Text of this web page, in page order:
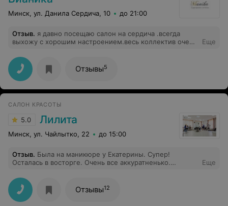
Минск, ул. Данила Сердича, 10 до 21:00
Отзыв. я давно посещаю салон на сердича .всегда
выхожу с хорошим настроением.весь коллектив очень
делают лазерную эпиляцию ,а главное что без боли и
эффект потрисающий.я уже сегодня пришла четвёртый
раз ,делаю разные зоны,осталась очень доволно от
результатов.спасибо за качественную работу.теперь я
ваш постоянный клиент
Еще
Отзывы5
САЛОН КРАСОТЫ
5.0 Лилита
Минск, ул. Чайлытко, 22 до 15:00
Отзыв. Была на маникюре у Екатерины. Супер!
Осталась в восторге. Очень все аккуратненько.
Еще
Отзывы12